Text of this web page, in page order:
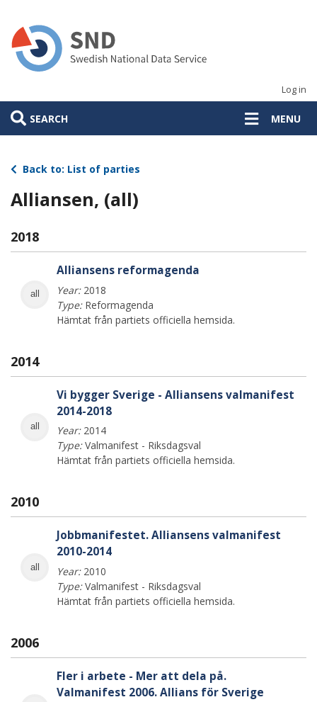
main
content
Log in
SEARCH MENU
Back to: List of parties
Alliansen, (all)
2018
all
Alliansens reformagenda
Year:2018
Type:Reformagenda
Hämtat från partiets officiella hemsida.
2014
all
Vi bygger Sverige - Alliansens valmanifest
2014-2018
Year:2014
Type:Valmanifest - Riksdagsval
Hämtat från partiets officiella hemsida.
2010
all
Jobbmanifestet. Alliansens valmanifest
2010-2014
Year:2010
Type:Valmanifest - Riksdagsval
Hämtat från partiets officiella hemsida.
2006
Fler i arbete - Mer att dela på.
Valmanifest 2006. Allians för Sverige